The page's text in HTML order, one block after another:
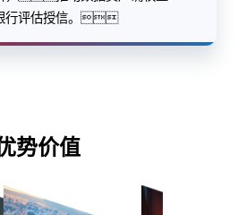
行评估授信。
势价值